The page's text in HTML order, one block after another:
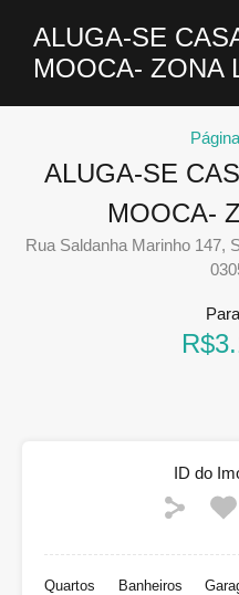
ALUGA-SE
MOOCA- ZONA
ALUGA-SE
MOOCA-
Rua Saldanha Marinho 147,
ID do
Quartos Banheiros